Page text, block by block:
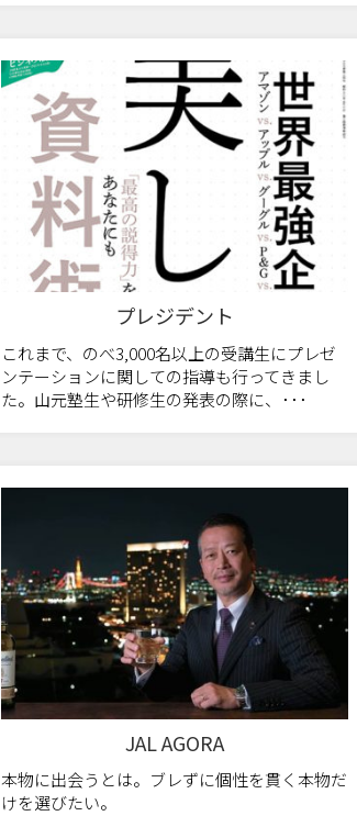
プレジデント
これまで、のべ3,000名以上の受講生にプレゼ
ンテーションに関しての指導も行ってきまし
た。山元塾生や研修生の発表の際に、･･･
JAL AGORA
本物に出会うとは。ブレずに個性を貫く本物だ
けを選びたい。